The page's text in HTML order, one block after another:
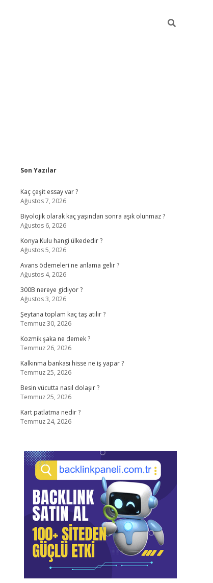
Sidebar
Son Yazılar
Kaç çeşit essay var ?
Ağustos 7, 2026
Biyolojik olarak kaç yaşından sonra aşık olunmaz ?
Ağustos 6, 2026
Konya Kulu hangi ülkededir ?
Ağustos 5, 2026
Avans ödemeleri ne anlama gelir ?
Ağustos 4, 2026
300B nereye gidiyor ?
Ağustos 3, 2026
Şeytana toplam kaç taş atılır ?
Temmuz 30, 2026
Kozmik şaka ne demek ?
Temmuz 26, 2026
Kalkınma bankası hisse ne iş yapar ?
Temmuz 25, 2026
Besin vücutta nasıl dolaşır ?
Temmuz 25, 2026
Kart patlatma nedir ?
Temmuz 24, 2026